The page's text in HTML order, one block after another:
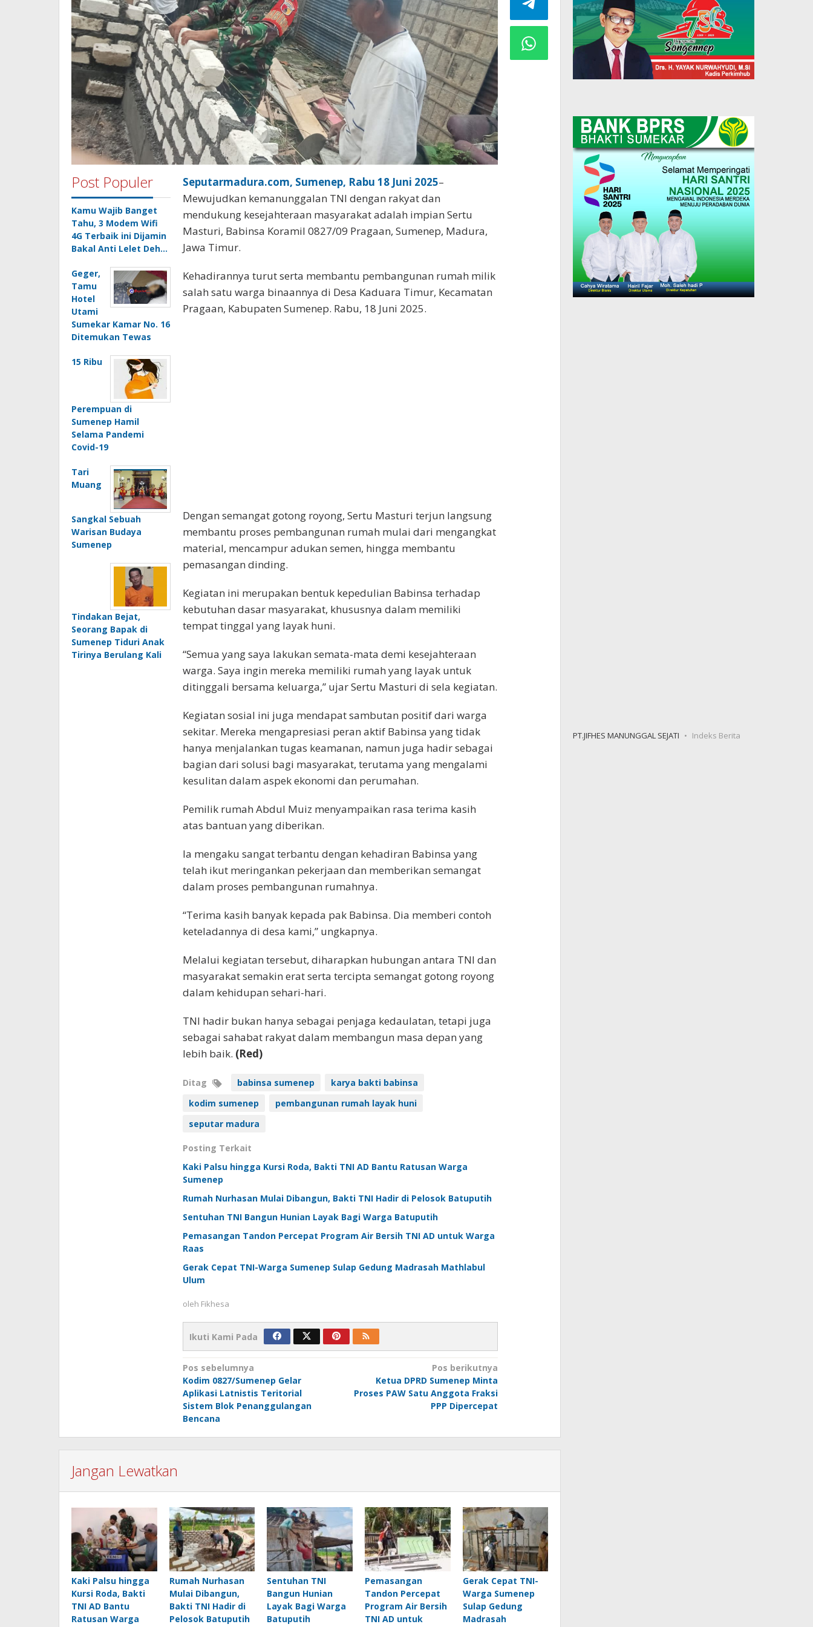
Post Populer
Kamu Wajib Banget
Tahu, 3 Modem Wifi
4G Terbaik ini Dijamin
Bakal Anti Lelet Deh…
Geger,
Tamu
Hotel
Utami
Sumekar Kamar No. 16
Ditemukan Tewas
15 Ribu
Perempuan di
Sumenep Hamil
Selama Pandemi
Covid-19
Tari
Muang
Sangkal Sebuah
Warisan Budaya
Sumenep
Tindakan Bejat,
Seorang Bapak di
Sumenep Tiduri Anak
Tirinya Berulang Kali
Seputarmadura.com, Sumenep, Rabu 18 Juni 2025–
Mewujudkan kemanunggalan TNI dengan rakyat dan
mendukung kesejahteraan masyarakat adalah impian Sertu
Masturi, Babinsa Koramil 0827/09 Pragaan, Sumenep, Madura,
Jawa Timur.
Kehadirannya turut serta membantu pembangunan rumah milik
salah satu warga binaannya di Desa Kaduara Timur, Kecamatan
Pragaan, Kabupaten Sumenep. Rabu, 18 Juni 2025.
Dengan semangat gotong royong, Sertu Masturi terjun langsung
membantu proses pembangunan rumah mulai dari mengangkat
material, mencampur adukan semen, hingga membantu
pemasangan dinding.
Kegiatan ini merupakan bentuk kepedulian Babinsa terhadap
kebutuhan dasar masyarakat, khususnya dalam memiliki
tempat tinggal yang layak huni.
“Semua yang saya lakukan semata-mata demi kesejahteraan
warga. Saya ingin mereka memiliki rumah yang layak untuk
ditinggali bersama keluarga,” ujar Sertu Masturi di sela kegiatan.
Kegiatan sosial ini juga mendapat sambutan positif dari warga
sekitar. Mereka mengapresiasi peran aktif Babinsa yang tidak
hanya menjalankan tugas keamanan, namun juga hadir sebagai
bagian dari solusi bagi masyarakat, terutama yang mengalami
kesulitan dalam aspek ekonomi dan perumahan.
Pemilik rumah Abdul Muiz menyampaikan rasa terima kasih
atas bantuan yang diberikan.
Ia mengaku sangat terbantu dengan kehadiran Babinsa yang
telah ikut meringankan pekerjaan dan memberikan semangat
dalam proses pembangunan rumahnya.
“Terima kasih banyak kepada pak Babinsa. Dia memberi contoh
keteladannya di desa kami,” ungkapnya.
Melalui kegiatan tersebut, diharapkan hubungan antara TNI dan
masyarakat semakin erat serta tercipta semangat gotong royong
dalam kehidupan sehari-hari.
TNI hadir bukan hanya sebagai penjaga kedaulatan, tetapi juga
sebagai sahabat rakyat dalam membangun masa depan yang
lebih baik. (Red)
Ditag babinsa sumenep
karya bakti babinsa
kodim sumenep
pembangunan rumah layak huni
seputar madura
Posting Terkait
Kaki Palsu hingga Kursi Roda, Bakti TNI AD Bantu Ratusan Warga
Sumenep
Rumah Nurhasan Mulai Dibangun, Bakti TNI Hadir di Pelosok Batuputih
Sentuhan TNI Bangun Hunian Layak Bagi Warga Batuputih
Pemasangan Tandon Percepat Program Air Bersih TNI AD untuk Warga
Raas
Gerak Cepat TNI-Warga Sumenep Sulap Gedung Madrasah Mathlabul
Ulum
oleh Fikhesa
Ikuti Kami Pada
Navigasi
pos
Pos sebelumnya
Kodim 0827/Sumenep Gelar
Aplikasi Latnistis Teritorial
Sistem Blok Penanggulangan
Bencana
Pos berikutnya
Ketua DPRD Sumenep Minta
Proses PAW Satu Anggota Fraksi
PPP Dipercepat
Jangan Lewatkan
Kaki Palsu hingga
Kursi Roda, Bakti
TNI AD Bantu
Ratusan Warga
Rumah Nurhasan
Mulai Dibangun,
Bakti TNI Hadir di
Pelosok Batuputih
Sentuhan TNI
Bangun Hunian
Layak Bagi Warga
Batuputih
Pemasangan
Tandon Percepat
Program Air Bersih
TNI AD untuk
Gerak Cepat TNI-
Warga Sumenep
Sulap Gedung
Madrasah
PT.JIFHES MANUNGGAL SEJATI Indeks Berita